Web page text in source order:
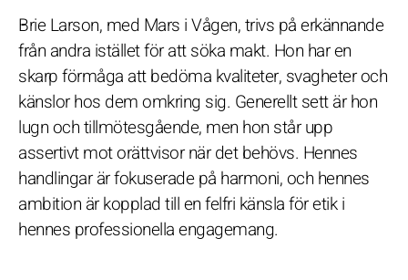
Brie Larson, med Mars i Vågen, trivs på erkännande
från andra istället för att söka makt. Hon har en
skarp förmåga att bedöma kvaliteter, svagheter och
känslor hos dem omkring sig. Generellt sett är hon
lugn och tillmötesgående, men hon står upp
assertivt mot orättvisor när det behövs. Hennes
handlingar är fokuserade på harmoni, och hennes
ambition är kopplad till en felfri känsla för etik i
hennes professionella engagemang.